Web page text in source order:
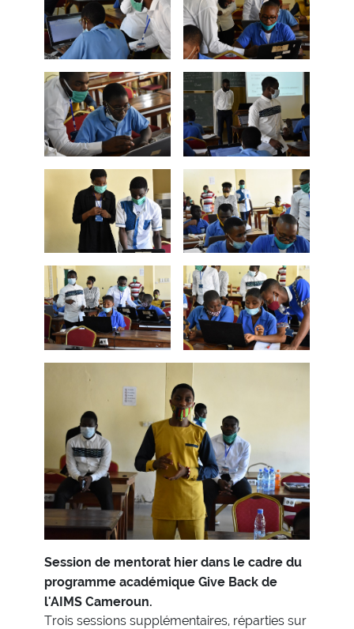
Session de mentorat hier dans le cadre du
programme académique Give Back de
l'AIMS Cameroun.
Trois sessions supplémentaires, réparties sur